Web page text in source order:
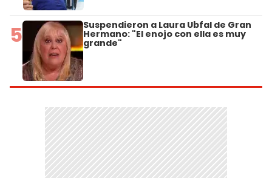
5 Suspendieron a Laura Ubfal de Gran
Hermano: "El enojo con ella es muy
grande"